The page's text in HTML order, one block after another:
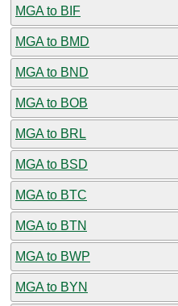
MGA to BIF
MGA to BMD
MGA to BND
MGA to BOB
MGA to BRL
MGA to BSD
MGA to BTC
MGA to BTN
MGA to BWP
MGA to BYN